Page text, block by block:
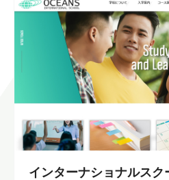
インターナショナルスク